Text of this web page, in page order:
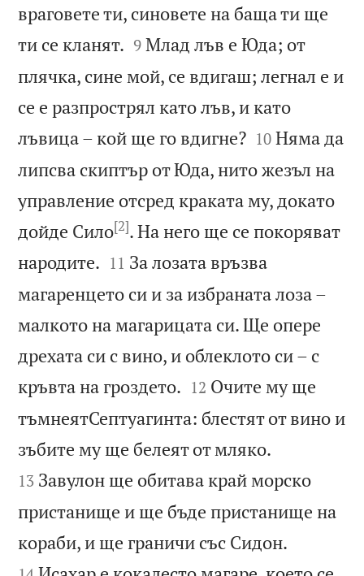
враговете ти, синовете на баща ти ще
ти се кланят. 

9 Млад лъв е Юда; от
плячка, сине мой, се вдигаш; легнал е и
се е разпрострял като лъв, и като
лъвица – кой ще го вдигне?
10 Няма да
липсва скиптър от Юда, нито жезъл на
управление отсред краката му, докато
дойде Сило[2]. На него ще се покоряват
народите. 

11 За лозата връзва
магаренцето си и за избраната лоза –
малкото на магарицата си. Ще опере
дрехата си с вино, и облеклото си – с
кръвта на гроздето. 

12 Очите му ще
тъмнеятСептуагинта: блестят от вино и
зъбите му ще белеят от мляко.
13 Завулон ще обитава край морско
пристанище и ще бъде пристанище на
кораби, и ще граничи със Сидон.